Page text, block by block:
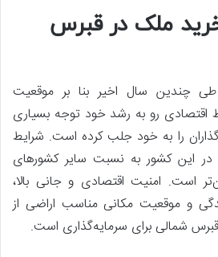
ملک در قبرس
چندین سال اخیر بنا بر موقعیت
اقتصادی رو به رشد خود توجه بسیاری
را به خود جلب کرده است. شرایط
این کشور به نسبت سایر کشورهای
است. امنیت اقتصادی و جانی بالا،
و موقعیت مکانی مناسب اراضی از
شمالی برای سرمایه‌گذاری است.